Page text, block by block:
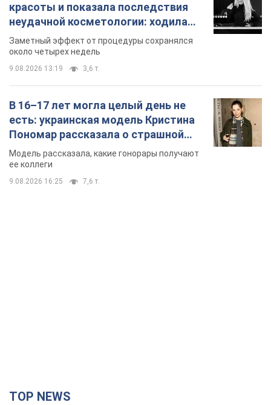
красоты и показала последствия
неудачной косметологии: ходила
так почти месяц
Заметный эффект от процедуры сохранялся
около четырех недель
9.08.2026 13:19 3,6 т.
В 16–17 лет могла целый день не
есть: украинская модель Кристина
Пономар рассказала о страшной
стороне модельной карьеры
Модель рассказала, какие гонорары получают
ее коллеги
9.08.2026 16:25 7,6 т.
TOP NEWS